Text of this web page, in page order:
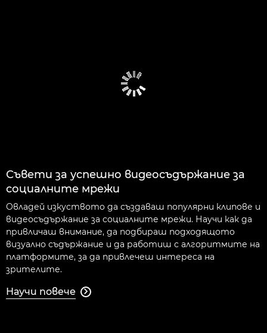
Съвети за успешно видеосъдържание за
социалните мрежи
Овладей изкуството да създаваш популярни клипове и
видеосъдържание за социалните мрежи. Научи как да
привличаш внимание, да подбираш подходящото
визуално съдържание и да работиш с алгоритмите на
платформите, за да привлечеш интереса на
зрителите.
Научи повече 